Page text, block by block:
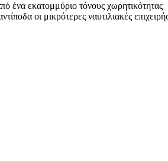
ένα εκατομμύριο τόνους χωρητικότητας
οι μικρότερες ναυτιλιακές